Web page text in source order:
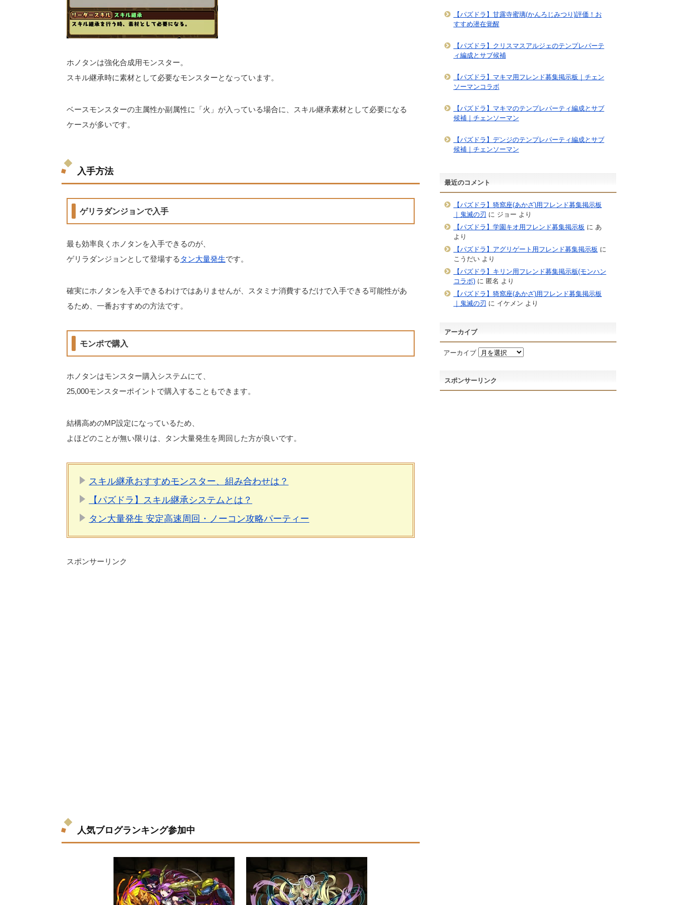
ホノタンは強化合成用モンスター。
スキル継承時に素材として必要なモンスターとなっています。
ベースモンスターの主属性か副属性に「火」が入っている場合に、スキル継承素材として必要になる
ケースが多いです。
入手方法
ゲリラダンジョンで入手
最も効率良くホノタンを入手できるのが、
ゲリラダンジョンとして登場する タン大量発生です。
確実にホノタンを入手できるわけではありませんが、スタミナ消費するだけで入手できる可能性があ
るため、一番おすすめの方法です。
モンポで購入
ホノタンはモンスター購入システムにて、
25,000モンスターポイントで購入することもできます。
結構高めのMP設定になっているため、
よほどのことが無い限りは、タン大量発生を周回した方が良いです。
スキル継承おすすめモンスター、組み合わせは？
【パズドラ】スキル継承システムとは？
タン大量発生 安定高速周回・ノーコン攻略パーティー
スポンサーリンク
人気ブログランキング参加中
【パズドラ】甘露寺蜜璃(かんろじみつり)評価！お
すすめ潜在覚醒
【パズドラ】クリスマスアルジェのテンプレパーテ
ィ編成とサブ候補
【パズドラ】マキマ用フレンド募集掲示板｜チェン
ソーマンコラボ
【パズドラ】マキマのテンプレパーティ編成とサブ
候補｜チェンソーマン
【パズドラ】デンジのテンプレパーティ編成とサブ
候補｜チェンソーマン
最近のコメント
【パズドラ】猗窩座(あかざ)用フレンド募集掲示板
｜鬼滅の刃 に ジョー より
【パズドラ】学園キオ用フレンド募集掲示板 に あ
より
【パズドラ】アグリゲート用フレンド募集掲示板 に
こうだいより
【パズドラ】キリン用フレンド募集掲示板(モンハン
コラボ)に 匿名 より
【パズドラ】猗窩座(あかざ)用フレンド募集掲示板
｜鬼滅の刃 に イケメン より
アーカイブ
アーカイブ
スポンサーリンク